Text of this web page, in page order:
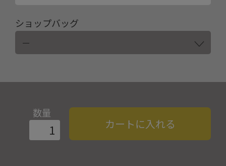
ショップバッグ
数量
カートに入れる